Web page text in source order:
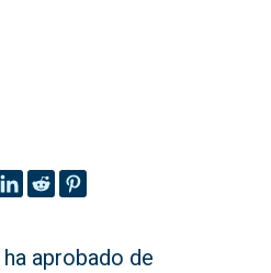
ha aprobado de